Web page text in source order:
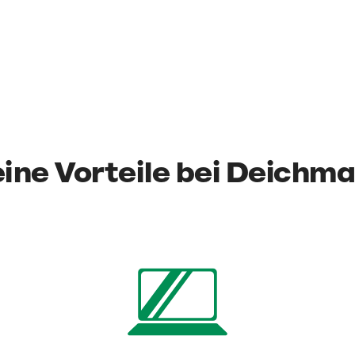
Vorteile bei